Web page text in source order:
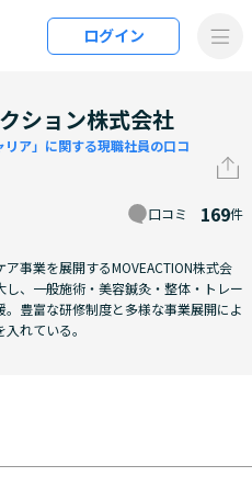
ログイン
ション株式会社
リア」に関する現職社員の口コ
口コミ 169件
事業を展開するMOVEACTION株式会
、一般施術・美容鍼灸・整体・トレー
豊富な研修制度と多様な事業展開によ
れている。